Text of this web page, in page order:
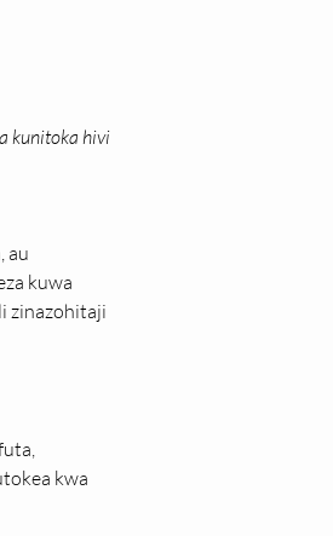
kunitoka hivi
au
kuwa
zinazohitaji
kwa